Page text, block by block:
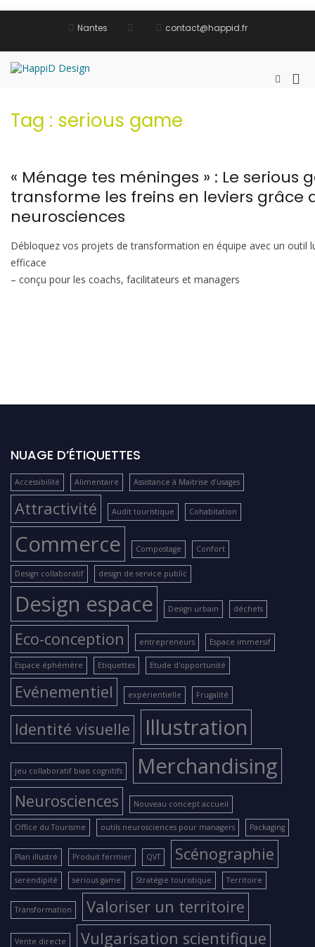
Nantes contact@happid.fr
Afficher
Tag : serious game
« Ménage tes méninges » : Le serious
transforme les freins en leviers grâce
neurosciences
Débloquez vos projets de transformation en équipe avec un outil
efficace
– conçu pour les coachs, facilitateurs et managers
NUAGE D’ÉTIQUETTES
Accessibilité Alimentaire Assistance à Maitrise d’usages
Attractivité Audit touristique Cohabitation
Commerce Compostage Confort
Design collaboratif design de service public
Design espace Design urbain déchets
Eco-conception entrepreneurs Espace immersif
Espace éphémère Etiquettes Etude d'opportunité
Evénementiel expérientielle Frugalité
Identité visuelle Illustration
jeu collaboratif biais cognitifs Merchandising
Neurosciences Nouveau concept accueil
Office du Tourisme outils neurosciences pour managers Packaging
Plan illustré Produit fermier QVT Scénographie
serendipité serious game Stratégie touristique Territoire
Transformation Valoriser un territoire
Vente directe Vulgarisation scientifique